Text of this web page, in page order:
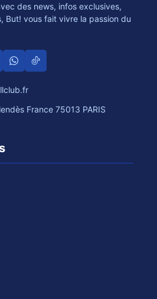
des news, infos exclusives,
But! vous fait vivre la passion du
France 75013 PARIS